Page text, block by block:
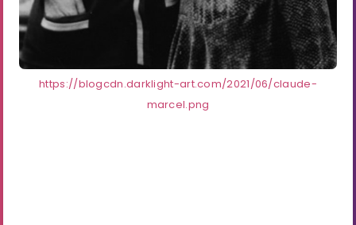
https://blogcdn.darklight-art.com/2021/06/claude-
marcel.png